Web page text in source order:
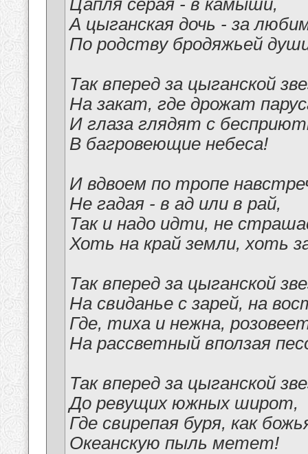
Цапля серая - в камыши,
А цыганская дочь - за
По родству бродяжьей
Так вперед за цыганской
На закат, где дрожат
И глаза глядят с
В багровеющие небеса!
И вдвоем по тропе
Не гадая - в ад или в рай,
Так и надо идти, не
Хоть на край земли, хоть
Так вперед за цыганской
На свиданье с зарей, на
Где, тиха и нежна,
На рассветный вползая
Так вперед за цыганской
До ревущих южных широт,
Где свирепая буря, как
Океанскую пыль метет!